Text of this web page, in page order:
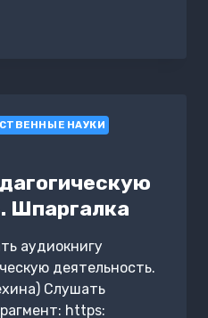
НАУКИ
Шпаргалка
аудиокнигу
деятельность.
Слушать
https: